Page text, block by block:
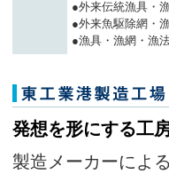
●外来伝統漁具・
●外来魚駆除網・
●漁具・漁網・漁
発想を形にする工
製造メーカーによ